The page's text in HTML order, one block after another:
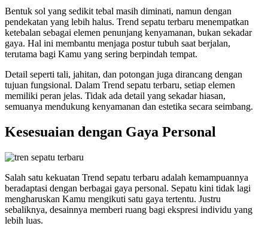
Bentuk sol yang sedikit tebal masih diminati, namun dengan
pendekatan yang lebih halus. Trend sepatu terbaru menempatkan
ketebalan sebagai elemen penunjang kenyamanan, bukan sekadar
gaya. Hal ini membantu menjaga postur tubuh saat berjalan,
terutama bagi Kamu yang sering berpindah tempat.
Detail seperti tali, jahitan, dan potongan juga dirancang dengan
tujuan fungsional. Dalam Trend sepatu terbaru, setiap elemen
memiliki peran jelas. Tidak ada detail yang sekadar hiasan,
semuanya mendukung kenyamanan dan estetika secara seimbang.
Kesesuaian dengan Gaya Personal
Salah satu kekuatan Trend sepatu terbaru adalah kemampuannya
beradaptasi dengan berbagai gaya personal. Sepatu kini tidak lagi
mengharuskan Kamu mengikuti satu gaya tertentu. Justru
sebaliknya, desainnya memberi ruang bagi ekspresi individu yang
lebih luas.